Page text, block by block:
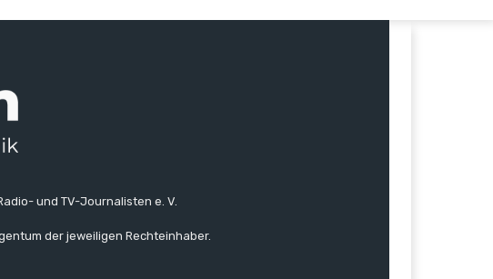
und TV-Journalisten e. V.
der jeweiligen Rechteinhaber.